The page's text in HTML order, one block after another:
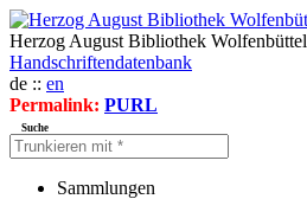
Herzog August Bibliothek Wolfenbüttel
Handschriftendatenbank
de :: en
Permalink: PURL
Suche
Sammlungen